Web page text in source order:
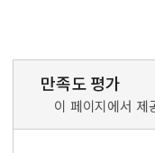
만족도 평가
이 페이지에서 제